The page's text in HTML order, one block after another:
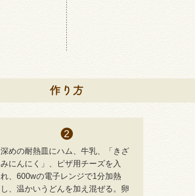
深めの耐熱皿にハム、牛乳、「きざ
みにんにく」、ピザ用チーズを入
れ、600wの電子レンジで1分加熱
し、温かいうどんを加え混ぜる。卵